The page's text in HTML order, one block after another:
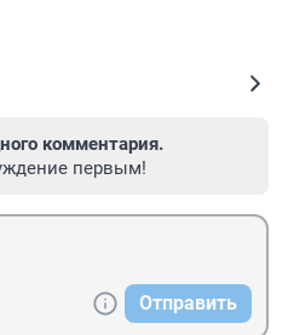
комментария.
первым!
Отправить